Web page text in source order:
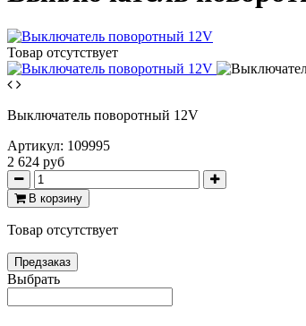
Товар отсутствует
Выключатель поворотный 12V
Артикул: 109995
2 624 руб
В корзину
Товар отсутствует
Предзаказ
Выбрать